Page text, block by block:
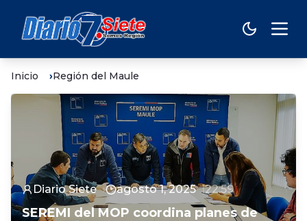
Inicio Región del Maule
Diario Siete agosto 1, 2025 22:59
SEREMI del MOP coordina planes de